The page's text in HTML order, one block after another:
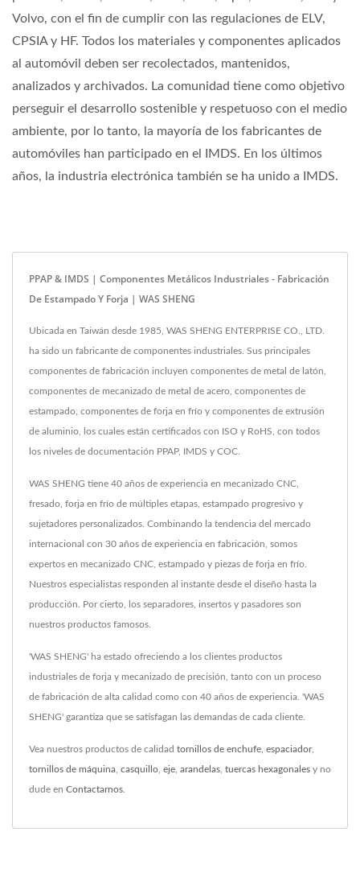
Volvo, con el fin de cumplir con las regulaciones de ELV,
CPSIA y HF. Todos los materiales y componentes aplicados
al automóvil deben ser recolectados, mantenidos,
analizados y archivados. La comunidad tiene como objetivo
perseguir el desarrollo sostenible y respetuoso con el medio
ambiente, por lo tanto, la mayoría de los fabricantes de
automóviles han participado en el IMDS. En los últimos
años, la industria electrónica también se ha unido a IMDS.
PPAP & IMDS | Componentes Metálicos Industriales - Fabricación
De Estampado Y Forja | WAS SHENG
Ubicada en Taiwán desde 1985, WAS SHENG ENTERPRISE CO., LTD.
ha sido un fabricante de componentes industriales. Sus principales
componentes de fabricación incluyen componentes de metal de latón,
componentes de mecanizado de metal de acero, componentes de
estampado, componentes de forja en frío y componentes de extrusión
de aluminio, los cuales están certificados con ISO y RoHS, con todos
los niveles de documentación PPAP, IMDS y COC.
WAS SHENG tiene 40 años de experiencia en mecanizado CNC,
fresado, forja en frío de múltiples etapas, estampado progresivo y
sujetadores personalizados. Combinando la tendencia del mercado
internacional con 30 años de experiencia en fabricación, somos
expertos en mecanizado CNC, estampado y piezas de forja en frío.
Nuestros especialistas responden al instante desde el diseño hasta la
producción. Por cierto, los separadores, insertos y pasadores son
nuestros productos famosos.
'WAS SHENG' ha estado ofreciendo a los clientes productos
industriales de forja y mecanizado de precisión, tanto con un proceso
de fabricación de alta calidad como con 40 años de experiencia. 'WAS
SHENG' garantiza que se satisfagan las demandas de cada cliente.
Vea nuestros productos de calidad tornillos de enchufe espaciador,
tornillos de máquina casquillo eje arandelas tuercas hexagonales y no
dude en Contactarnos